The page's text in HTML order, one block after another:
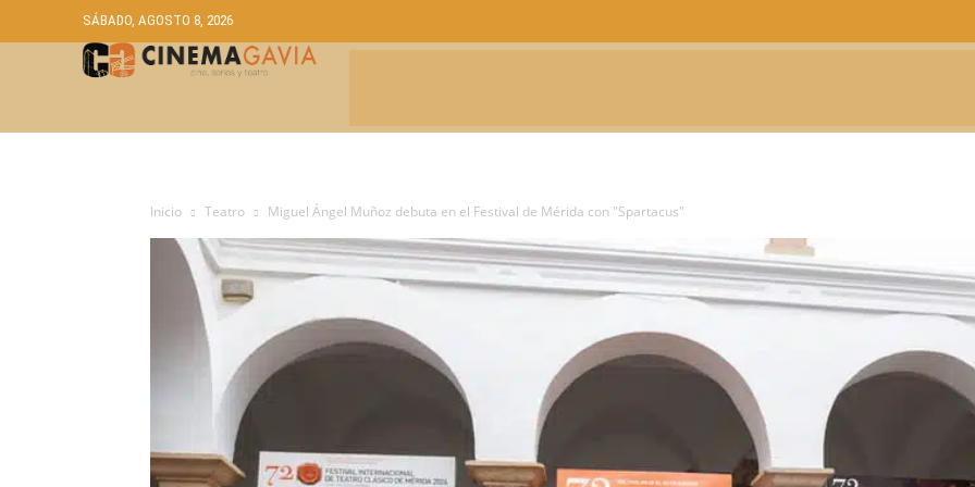
SÁBADO, AGOSTO 8, 2026
Inicio Teatro Miguel Ángel Muñoz debuta en el Festival de Mérida con "Spartacus"